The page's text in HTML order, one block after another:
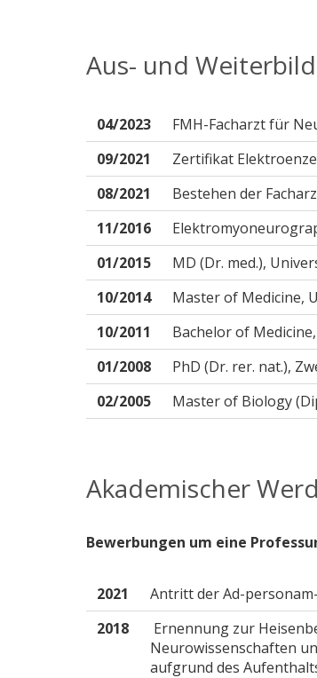
Aus- und
04/2023
FMH-Facharzt für
09/2021
Zertifikat
08/2021
Bestehen der
11/2016
01/2015
MD (Dr. med.),
10/2014
Master of Medicine,
10/2011
Bachelor of
01/2008
PhD (Dr. rer. nat.),
02/2005
Master of Biology
Akademischer
Bewerbungen um eine
2021
Antritt der Ad-
2018
Ernennung zur
Neurowissenschaften
aufgrund des